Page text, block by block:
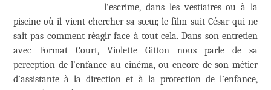
l’escrime, dans les vestiaires ou à la
piscine où il vient chercher sa sœur, le film suit César qui ne
sait pas comment réagir face à tout cela. Dans son entretien
avec Format Court, Violette Gitton nous parle de sa
perception de l’enfance au cinéma, ou encore de son métier
d’assistante à la direction et à la protection de l’enfance,